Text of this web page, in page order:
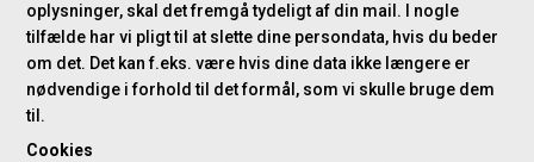
oplysninger, skal det fremgå tydeligt af din mail. I nogle
tilfælde har vi pligt til at slette dine persondata, hvis du beder
om det. Det kan f.eks. være hvis dine data ikke længere er
nødvendige i forhold til det formål, som vi skulle bruge dem
til.
Cookies